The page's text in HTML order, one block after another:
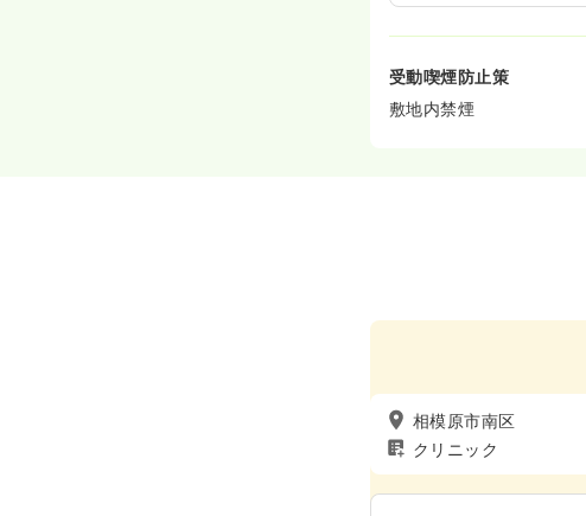
受動喫煙防止策
敷地内禁煙
相模原市南区
クリニック